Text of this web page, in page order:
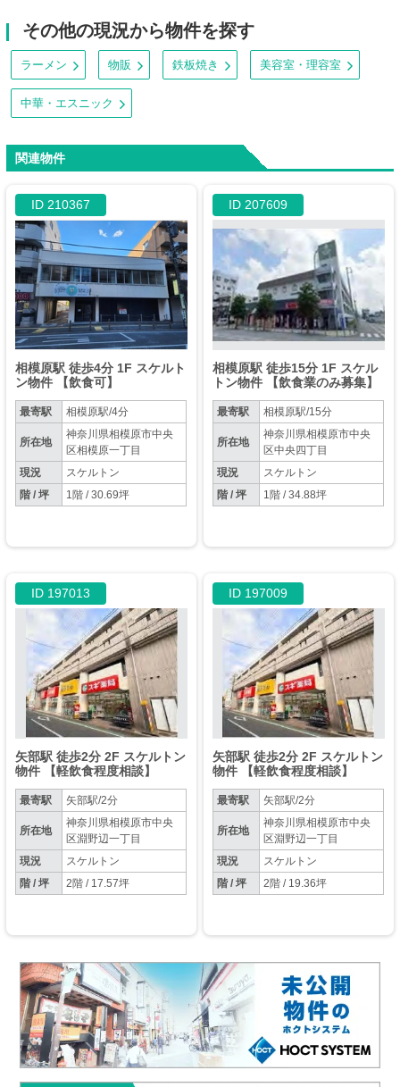
その他の現況から物件を探す
ラーメン 物販 鉄板焼き 美容室・理容室
中華・エスニック
関連物件
ID 210367
相模原駅 徒歩4分 1F スケルト
ン物件 【飲食可】
最寄駅 相模原駅/4分
所在地
神奈川県相模原市中央
区相模原一丁目
現況
スケルトン
階 / 坪
1階 / 30.69坪
ID 207609
相模原駅 徒歩15分 1F スケル
トン物件 【飲食業のみ募集】
最寄駅 相模原駅/15分
所在地
神奈川県相模原市中央
区中央四丁目
現況
スケルトン
階 / 坪
1階 / 34.88坪
ID 197013
矢部駅 徒歩2分 2F スケルトン
物件 【軽飲食程度相談】
最寄駅 矢部駅/2分
所在地
神奈川県相模原市中央
区淵野辺一丁目
現況
スケルトン
階 / 坪
2階 / 17.57坪
ID 197009
矢部駅 徒歩2分 2F スケルトン
物件 【軽飲食程度相談】
最寄駅 矢部駅/2分
所在地
神奈川県相模原市中央
区淵野辺一丁目
現況
スケルトン
階 / 坪
2階 / 19.36坪